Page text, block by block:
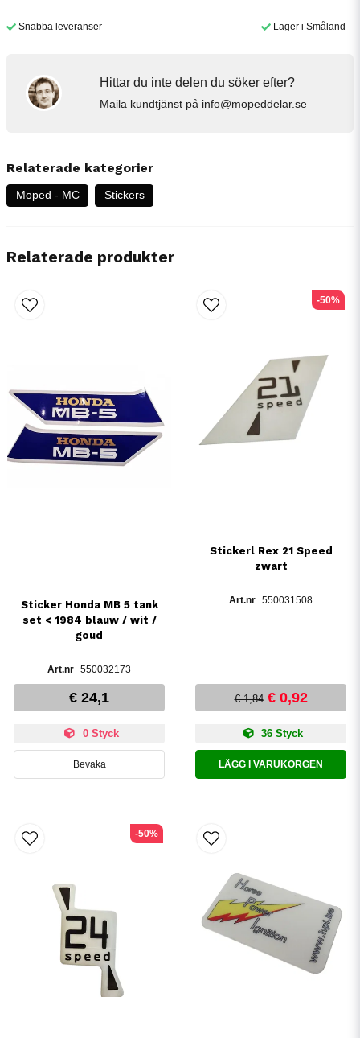
Snabba leveranser Lager i Småland
Hittar du inte delen du söker efter?
Maila kundtjänst på info@mopeddelar.se
Relaterade kategorier
Moped - MC Stickers
Relaterade produkter
Sticker Honda MB 5 tank
set < 1984 blauw / wit /
goud
550032173
€ 24,1
0 Styck
Bevaka
Stickerl Rex 21 Speed
zwart
550031508
€ 1,84 € 0,92
36 Styck
LÄGG I VARUKORGEN
-50%
-50%